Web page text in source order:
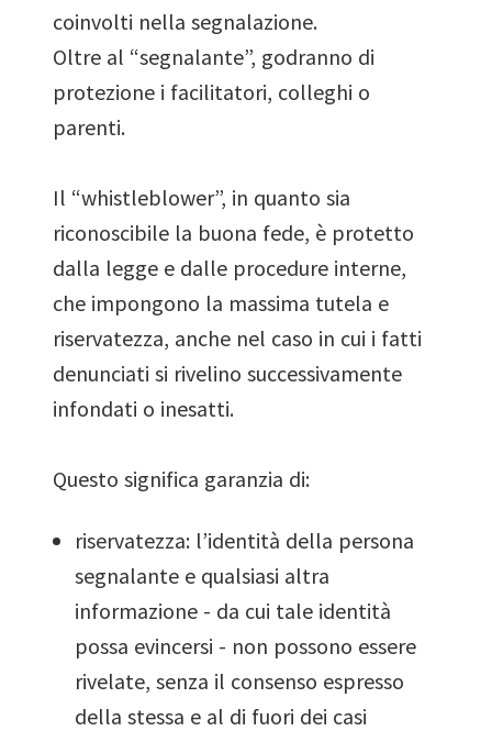
coinvolti nella segnalazione.
Oltre al “segnalante”, godranno di
protezione i facilitatori, colleghi o
parenti.
Il “whistleblower”, in quanto sia
riconoscibile la buona fede, è protetto
dalla legge e dalle procedure interne,
che impongono la massima tutela e
riservatezza, anche nel caso in cui i fatti
denunciati si rivelino successivamente
infondati o inesatti.
Questo significa garanzia di:
riservatezza: l’identità della persona
segnalante e qualsiasi altra
informazione - da cui tale identità
possa evincersi - non possono essere
rivelate, senza il consenso espresso
della stessa e al di fuori dei casi